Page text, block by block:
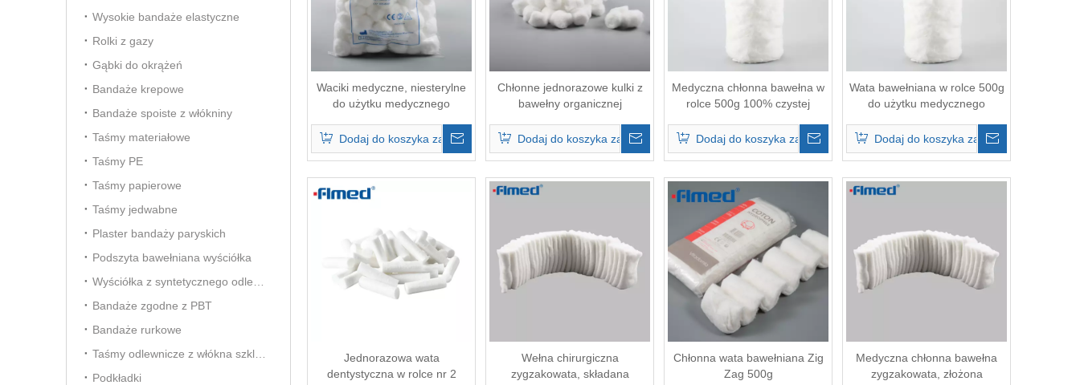
Wysokie bandaże elastyczne
Rolki z gazy
Gąbki do okrążeń
Bandaże krepowe
Bandaże spoiste z włókniny
Taśmy materiałowe
Taśmy PE
Taśmy papierowe
Taśmy jedwabne
Plaster bandaży paryskich
Podszyta bawełniana wyściółka
Bandaże zgodne z PBT
Bandaże rurkowe
Podkładki
Waciki medyczne, niesterylne
do użytku medycznego
Dodaj do koszyka zapytań
Chłonne jednorazowe kulki z
bawełny organicznej
Dodaj do koszyka zapytań
Medyczna chłonna bawełna w
rolce 500g 100% czystej
Dodaj do koszyka zapytań
Wata bawełniana w rolce 500g
do użytku medycznego
Dodaj do koszyka zapytań
Jednorazowa wata
dentystyczna w rolce nr 2
Wełna chirurgiczna
zygzakowata, składana
Chłonna wata bawełniana Zig
Zag 500g
Medyczna chłonna bawełna
zygzakowata, złożona